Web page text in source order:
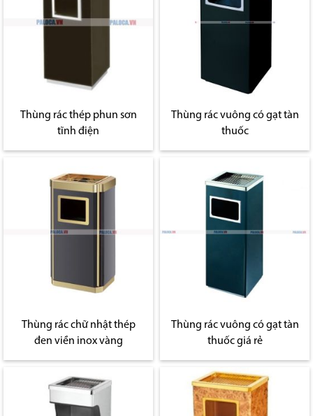
Thùng rác thép phun sơn
tĩnh điện
Thùng rác vuông có gạt tàn
thuốc
Thùng rác chữ nhật thép
đen viền inox vàng
Thùng rác vuông có gạt tàn
thuốc giá rẻ